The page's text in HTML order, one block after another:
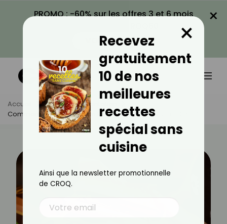
PROMO : -60% sur les offres 3 et 6 mois
VOIR LA PROMO
×
Accueil Actus
Alimentation
Comment Commander Un Repas Sain Chez Bruger King ?
Recevez
gratuitement
10 de nos
meilleures
recettes
spécial sans
cuisine
×
Ainsi que la newsletter promotionnelle
de CROQ.